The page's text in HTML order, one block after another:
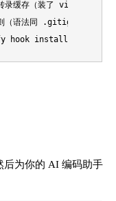
存（装了 video 依赖才
语法同 .gitignore）
后为你的 AI 编码助手